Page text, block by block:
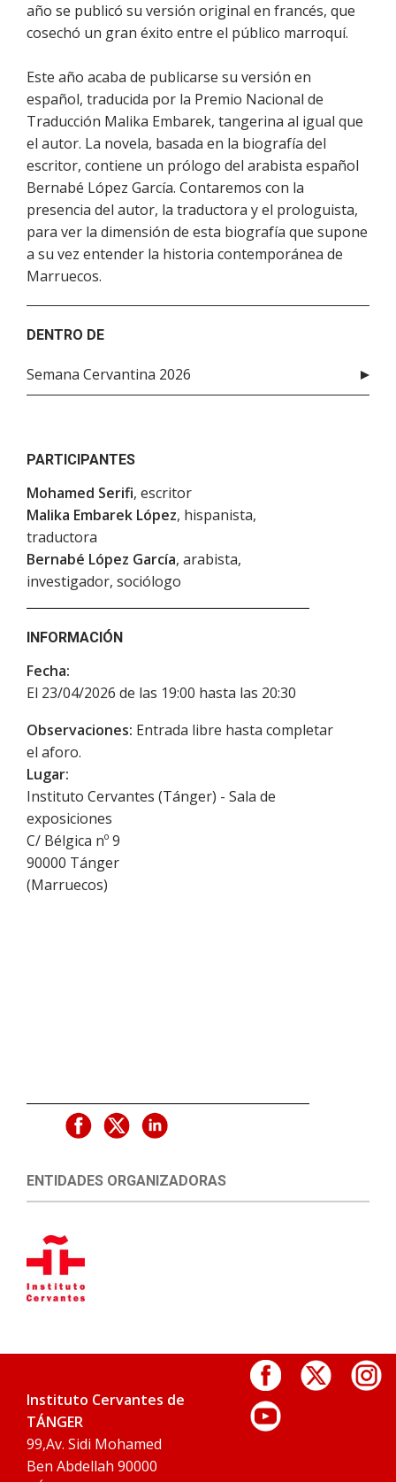
año se publicó su versión original en francés, que
cosechó un gran éxito entre el público marroquí.
Este año acaba de publicarse su versión en
español, traducida por la Premio Nacional de
Traducción Malika Embarek, tangerina al igual que
el autor. La novela, basada en la biografía del
escritor, contiene un prólogo del arabista español
Bernabé López García. Contaremos con la
presencia del autor, la traductora y el prologuista,
para ver la dimensión de esta biografía que supone
a su vez entender la historia contemporánea de
Marruecos.
DENTRO DE
Semana Cervantina 2026
PARTICIPANTES
Mohamed Serifi, escritor
Malika Embarek López, hispanista,
traductora
Bernabé López García, arabista,
investigador, sociólogo
INFORMACIÓN
Fecha:
El 23/04/2026 de las 19:00 hasta las 20:30
Observaciones: Entrada libre hasta completar
el aforo.
Lugar:
Instituto Cervantes (Tánger) - Sala de
exposiciones
C/ Bélgica nº 9
90000 Tánger
(Marruecos)
ENTIDADES ORGANIZADORAS
Instituto Cervantes de
TÁNGER
99,Av. Sidi Mohamed
Ben Abdellah 90000